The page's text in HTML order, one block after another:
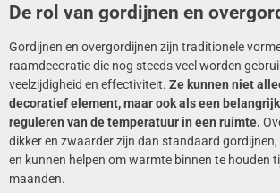
De rol van gordijnen en
Gordijnen en overgordijnen zijn traditionele
raamdecoratie die nog steeds veel worden
veelzijdigheid en effectiviteit. Ze kunnen niet
decoratief element, maar ook als een
reguleren van de temperatuur in een ruimte.
dikker en zwaarder zijn dan standaard
en kunnen helpen om warmte binnen te houden
maanden.